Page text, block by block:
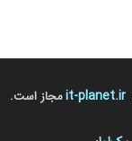
it-planet.irمجاز است.